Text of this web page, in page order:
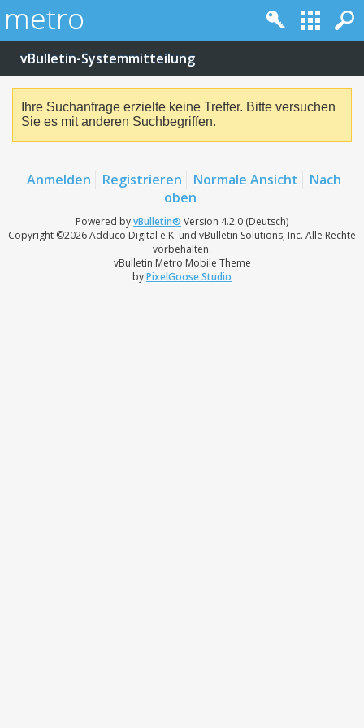
vBulletin-Systemmitteilung
Ihre Suchanfrage erzielte keine Treffer. Bitte versuchen
Sie es mit anderen Suchbegriffen.
Anmelden Registrieren Normale Ansicht
Nach
oben
Powered byvBulletin® Version 4.2.0 (Deutsch)
Copyright ©2026 Adduco Digital e.K. und vBulletin Solutions, Inc. Alle Rechte
vorbehalten.
vBulletin Metro Mobile Theme
byPixelGoose Studio